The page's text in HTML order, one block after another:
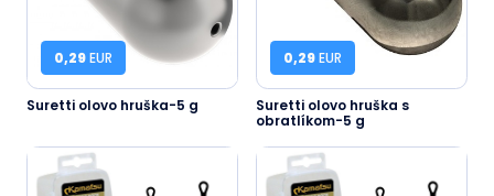
0,29EUR
Suretti olovo hruška-5 g
0,29EUR
Suretti olovo hruška s
obratlíkom-5 g